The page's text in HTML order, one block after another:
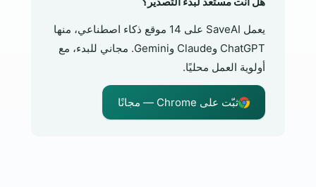
يعمل SaveAI على 14 موقع ذكاء اصطناعي، منها
ChatGPT وClaude وGemini. مجاني للبدء، مع
أولوية العمل محليًا.
ثبّت على Chrome — مجانًا